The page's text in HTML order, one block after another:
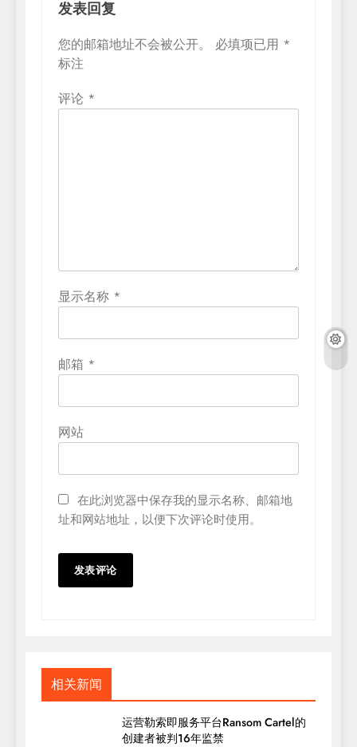
发表回复
您的邮箱地址不会被公开。 必填项已用 *
标注
评论 *
显示名称 *
邮箱 *
网站
在此浏览器中保存我的显示名称、邮箱地
址和网站地址，以便下次评论时使用。
相关新闻
运营勒索即服务平台Ransom Cartel的
创建者被判16年监禁